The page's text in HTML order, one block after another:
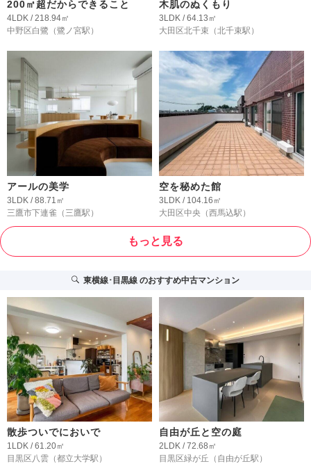
200㎡超だからできること
4LDK / 218.94㎡
中野区白鷺 （鷺ノ宮駅）
木肌のぬくもり
3LDK / 64.13㎡
大田区北千束 （北千束駅）
アールの美学
3LDK / 88.71㎡
三鷹市下連雀 （三鷹駅）
空を秘めた館
3LDK / 104.16㎡
大田区中央 （西馬込駅）
もっと見る
東横線･目黒線のおすすめ中古マンション
散歩ついでにおいで
1LDK / 61.20㎡
目黒区八雲 （都立大学駅）
自由が丘と空の庭
2LDK / 72.68㎡
目黒区緑が丘 （自由が丘駅）